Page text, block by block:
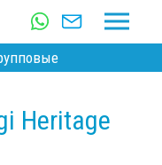
Heritage